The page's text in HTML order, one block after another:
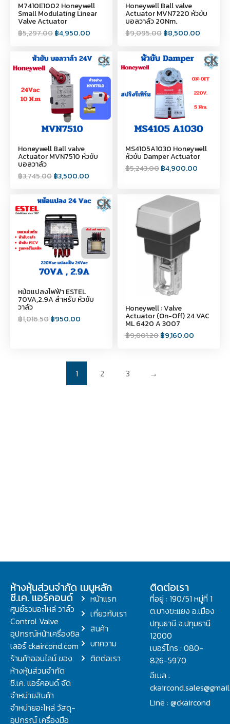
M7410E1002 Honeywell
Small Modulating Linear
Valve Actuator
฿5,297.00฿4,950.00
Honeywell Ball valve
Actuator MVN7220 หัวขับ
บอลวาล์ว 20Nm.
฿9,095.00฿8,500.00
Honeywell Ball valve
Actuator MVN7510 หัวขับ
บอลวาล์ว
฿3,745.00฿3,500.00
MS4105A1030 Honeywell
หัวขับ Damper Actuator
฿5,243.00฿4,900.00
หม้อแปลงไฟฟ้า ESTEL
70VA,2.9A สำหรับ หัวขับ
วาล์ว
฿1,016.50฿950.00
Honeywell : Valve
Actuator (On-Off) 24 VAC
ML 6420 A 3007
฿9,801.20฿9,160.00
1 2 3 →
ห้างหุ้นส่วนจำกัด
ซี.เค. แอร์คอนด์
ศูนย์รวมอะไหล่ วาล์ว
Control Valve
อุปกรณ์หน้าเครื่องชิล
เลอร์ ckaircond.com
ร้านค้าออนไลน์ ของ
ห้างหุ้นส่วนจำกัด
ซี.เค. แอร์คอนด์ จัด
จำหน่ายสินค้า
จำหน่ายอะไหล่ วัสดุ-
อุปกรณ์ เครื่องมือ
เมนูหลัก
หน้าแรก
เกี่ยวกับเรา
สินค้า
บทความ
ติดต่อเรา
ติดต่อเรา
ที่อยู่ : 190/51 หมู่ที่ 1
ต.บางขะแยง อ.เมือง
ปทุมธานี จ.ปทุมธานี
12000
เบอร์โทร : 080-
826-5970
อีเมล :
Line : @ckaircond